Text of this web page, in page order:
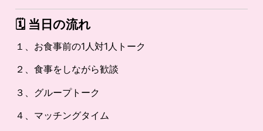
🗓️ 当日の流れ
１、お食事前の1人対1人トーク
２、食事をしながら歓談
３、グループトーク
４、マッチングタイム